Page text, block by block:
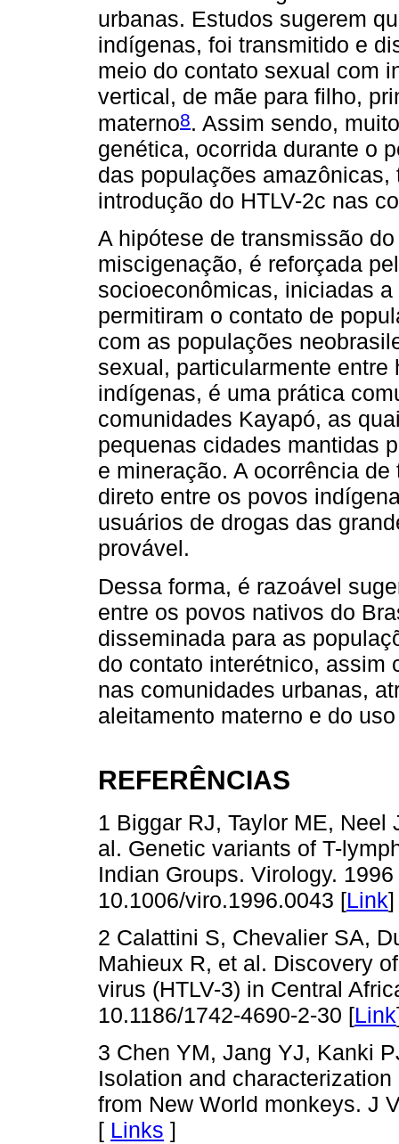
urbanas. Estudos sugerem
indígenas, foi transmitido e
meio do contato sexual com
vertical, de mãe para filho,
materno8. Assim sendo,
genética, ocorrida durante o
das populações
introdução do HTLV-2c nas
A hipótese de transmissão
miscigenação, é reforçada
socioeconômicas, iniciadas
permitiram o contato de
com as populações
sexual, particularmente
indígenas, é uma prática
comunidades Kayapó, as
pequenas cidades mantidas
e mineração. A ocorrência
direto entre os povos
usuários de drogas das
provável.
Dessa forma, é razoável
entre os povos nativos do
disseminada para as
do contato interétnico, assim
nas comunidades urbanas,
aleitamento materno e do
REFERÊNCIAS
1 Biggar RJ, Taylor ME,
al. Genetic variants of T-
Indian Groups. Virology.
10.1006/viro.1996.0043 [Link
2 Calattini S, Chevalier SA,
Mahieux R, et al. Discovery
virus (HTLV-3) in Central
10.1186/1742-4690-2-30 [Link
3 Chen YM, Jang YJ, Kanki
Isolation and
from New World monkeys. J
[ Links ]